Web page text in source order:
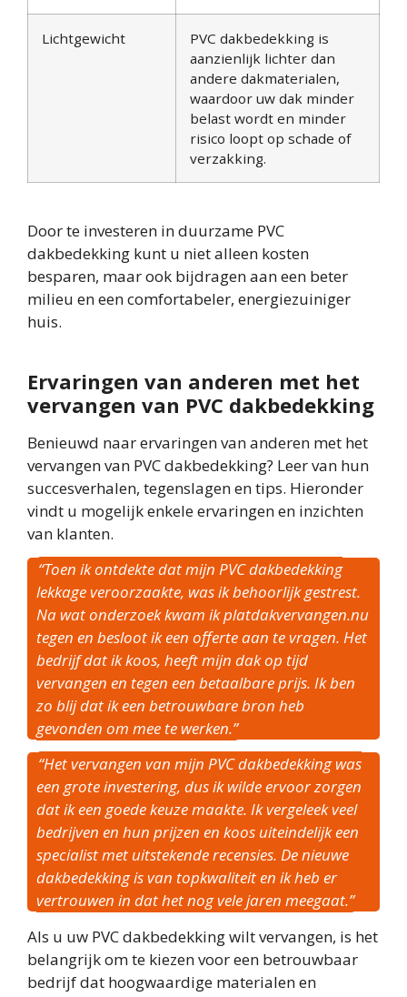
Lichtgewicht
PVC dakbedekking is
aanzienlijk lichter dan
andere dakmaterialen,
waardoor uw dak minder
belast wordt en minder
risico loopt op schade of
verzakking.
Door te investeren in duurzame PVC
dakbedekking kunt u niet alleen kosten
besparen, maar ook bijdragen aan een beter
milieu en een comfortabeler, energiezuiniger
huis.
Ervaringen van anderen met het
vervangen van PVC dakbedekking
Benieuwd naar ervaringen van anderen met het
vervangen van PVC dakbedekking? Leer van hun
succesverhalen, tegenslagen en tips. Hieronder
vindt u mogelijk enkele ervaringen en inzichten
van klanten.
“Toen ik ontdekte dat mijn PVC dakbedekking
lekkage veroorzaakte, was ik behoorlijk gestrest.
Na wat onderzoek kwam ik platdakvervangen.nu
tegen en besloot ik een offerte aan te vragen. Het
bedrijf dat ik koos, heeft mijn dak op tijd
vervangen en tegen een betaalbare prijs. Ik ben
zo blij dat ik een betrouwbare bron heb
gevonden om mee te werken.”
“Het vervangen van mijn PVC dakbedekking was
een grote investering, dus ik wilde ervoor zorgen
dat ik een goede keuze maakte. Ik vergeleek veel
bedrijven en hun prijzen en koos uiteindelijk een
specialist met uitstekende recensies. De nieuwe
dakbedekking is van topkwaliteit en ik heb er
vertrouwen in dat het nog vele jaren meegaat.”
Als u uw PVC dakbedekking wilt vervangen, is het
belangrijk om te kiezen voor een betrouwbaar
bedrijf dat hoogwaardige materialen en